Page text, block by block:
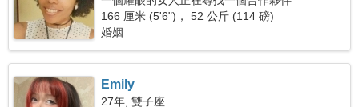
166 厘米 (5'6")， 52 公斤 (114 磅)
婚姻
Emily
27年, 雙子座